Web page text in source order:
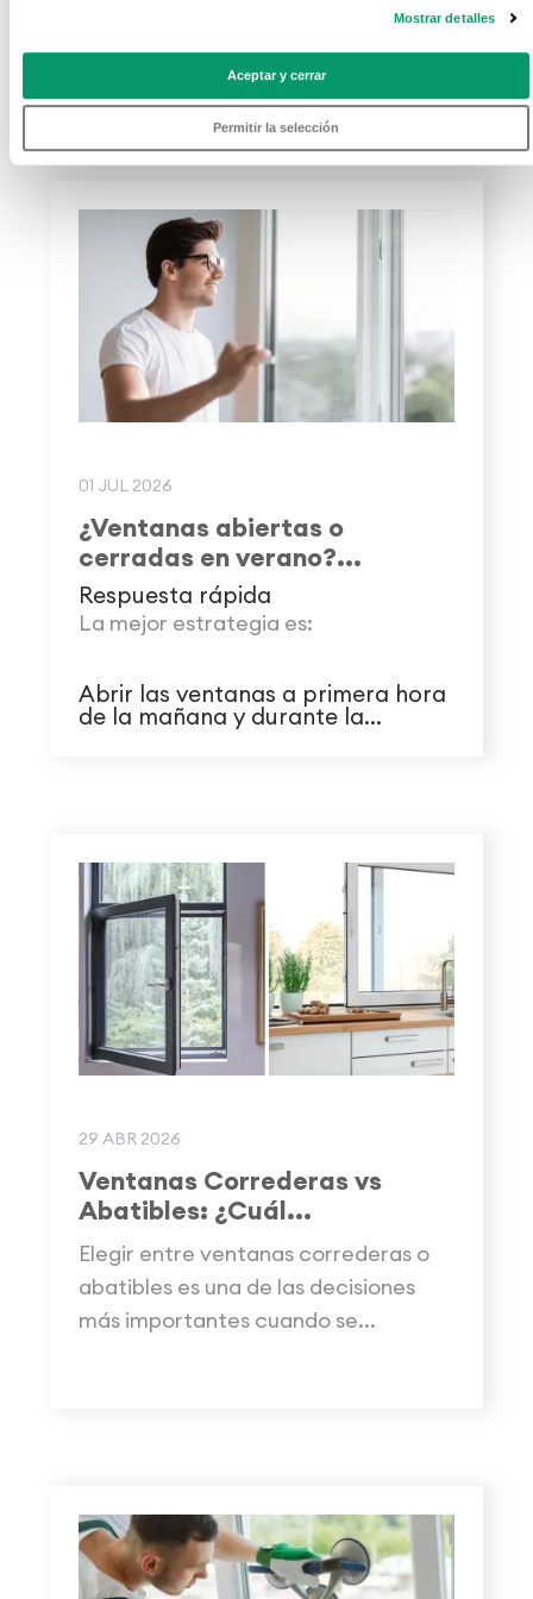
Mostrar detalles
Aceptar y cerrar
Permitir la selección
puedas imaginar podrás encontrarlo en esta
sección.
01 JUL 2026
¿Ventanas abiertas o
cerradas en verano?...
Respuesta rápida
La mejor estrategia es:
Abrir las ventanas a primera hora
de la mañana y durante la...
29 ABR 2026
Ventanas Correderas vs
Abatibles: ¿Cuál...
Elegir entre ventanas correderas o
abatibles es una de las decisiones
más importantes cuando se...